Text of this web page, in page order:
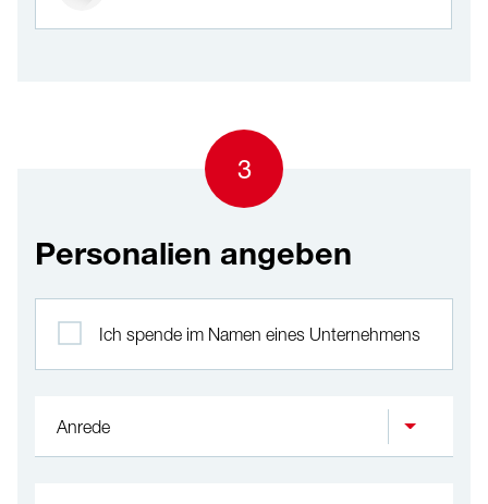
3
Personalien angeben
Ich spende im Namen eines Unternehmens
Anrede